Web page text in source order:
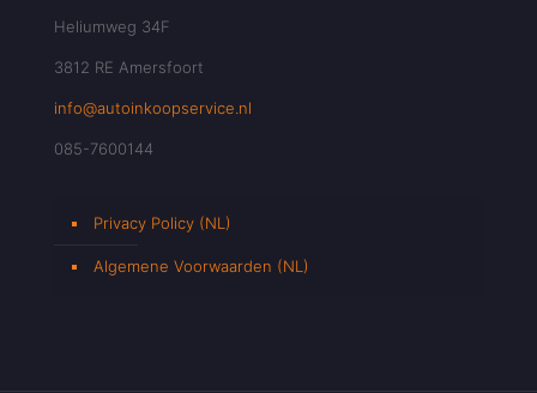
Heliumweg 34F
3812 RE Amersfoort
info@autoinkoopservice.nl
085-7600144
Privacy Policy (NL)
Algemene Voorwaarden (NL)